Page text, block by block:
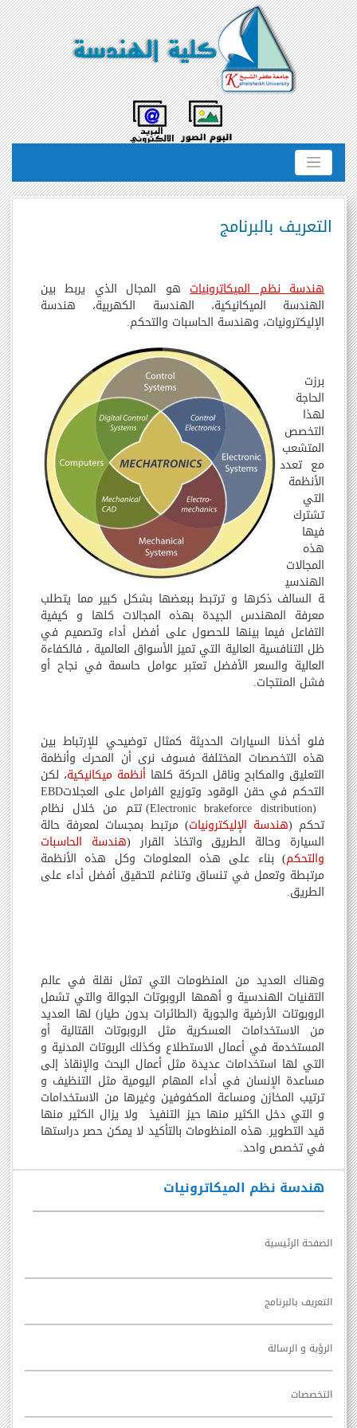
هندسة نظم الميكاترونيات
الصفحة الرئيسية
التعريف بالبرنامج
الرؤية و الرسالة
التخصصات
التعريف بالبرنامج
هندسة نظم الميكاترونيات هو المجال الذي يربط بين
الهندسة الميكانيكية، الهندسة الكهربية، هندسة
الإليكترونيات، وهندسة الحاسبات والتحكم.
برزت
الحاجة
لهذا
التخصص
المتشعب
مع تعدد
الأنظمة
التي
تشترك
فيها
هذه
المجالات
الهندسي
ة السالف ذكرها و ترتبط ببعضها بشكل كبير مما يتطلب
معرفة المهندس الجيدة بهذه المجالات كلها و كيفية
التفاعل فيما بينها للحصول على أفضل أداء وتصميم في
ظل التنافسية العالية التي تميز الأسواق العالمية ، فالكفاءة
العالية والسعر الأفضل تعتبر عوامل حاسمة في نجاح أو
فشل المنتجات.
فلو أخذنا السيارات الحديثة كمثال توضيحي للإرتباط بين
هذه التخصصات المختلفة فسوف نرى أن المحرك وأنظمة
التعليق والمكابح وناقل الحركة كلها أنظمة ميكانيكية، لكن
التحكم في حقن الوقود وتوزيع الفرامل على العجلاتEBD
(
Electronic brakeforce distribution) تتم من خلال نظام
تحكم (هندسة الإليكترونيات) مرتبط بمجسات لمعرفة حالة
السيارة وحالة الطريق واتخاذ القرار(هندسة الحاسبات
والتحكم) بناء على هذه المعلومات وكل هذه الأنظمة
مرتبطة وتعمل في تنساق وتناغم لتحقيق أفضل أداء على
الطريق.
وهناك العديد من المنظومات التي تمثل نقلة في عالم
التقنيات الهندسية و أهمها الروبوتات الجوالة والتي تشمل
الروبوتات الأرضية والجوية (الطائرات بدون طيار) لها العديد
من الاستخدامات العسكرية مثل الروبوتات القتالية أو
المستخدمة في أعمال الاستطلاع وكذلك الربوتات المدنية و
التي لها استخدامات عديدة مثل أعمال البحث والإنقاذ إلى
مساعدة الإنسان في أداء المهام اليومية مثل التنظيف و
ترتيب المخازن ومساعة المكفوفين وغيرها من الاستخدامات
و التي دخل الكثير منها حيز التنفيذ ولا يزال الكثير منها
قيد التطوير. هذه المنظومات بالتأكيد لا يمكن حصر دراستها
في تخصص واحد.